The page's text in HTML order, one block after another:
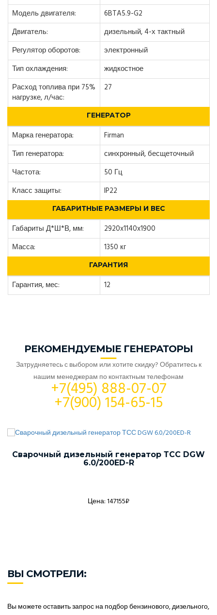
Модель двигателя:
6BTA5.9-G2
Двигатель:
дизельный, 4-х тактный
Регулятор оборотов:
электронный
Тип охлаждения:
жидкостное
Расход топлива при 75%
нагрузке, л/час:
27
ГЕНЕРАТОР
Марка генератора:
Firman
Тип генератора:
синхронный, бесщеточный
Частота:
50 Гц
Класс защиты:
IP22
ГАБАРИТНЫЕ РАЗМЕРЫ И ВЕС
Габариты Д*Ш*В, мм:
2920x1140x1900
Масса:
1350 кг
ГАРАНТИЯ
Гарантия, мес: 12
РЕКОМЕНДУЕМЫЕ ГЕНЕРАТОРЫ
Затрудняетесь с выбором или хотите скидку? Обратитесь к
нашим менеджерам по контактным телефонам
+7(495) 888-07-07
+7(900) 154-65-15
Сварочный дизельный генератор ТСС DGW
6.0/200ED-R
Цена: 147155₽
ВЫ СМОТРЕЛИ:
Вы можете оставить запрос на подбор бензинового, дизельного,